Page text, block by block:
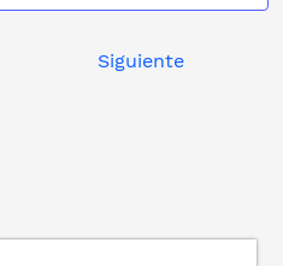
Siguiente